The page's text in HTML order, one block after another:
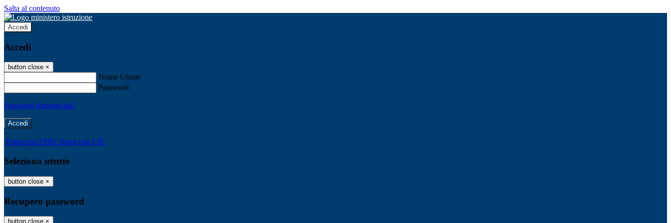
Salta al contenuto
Accedi
Accedi
button close ×
Nome Utente
Password
Password dimenticata?
-
Entra con SPID Entra con CIE
Seleziona utente
button close ×
Recupero password
button close ×